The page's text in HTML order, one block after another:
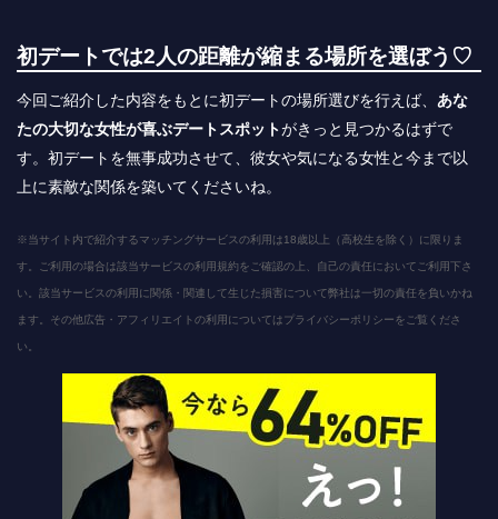
初デートでは2人の距離が縮まる場所を選ぼう♡
今回ご紹介した内容をもとに初デートの場所選びを行えば、 あな
たの大切な女性が喜ぶデートスポットがきっと見つかるはずで
す。初デートを無事成功させて、彼女や気になる女性と今まで以
上に素敵な関係を築いてくださいね。
※当サイト内で紹介するマッチングサービスの利用は18歳以上（高校生を除く）に限りま
す。ご利用の場合は該当サービスの利用規約をご確認の上、自己の責任においてご利用下さ
い。該当サービスの利用に関係・関連して生じた損害について弊社は一切の責任を負いかね
ます。その他広告・アフィリエイトの利用についてはプライバシーポリシーをご覧くださ
い。